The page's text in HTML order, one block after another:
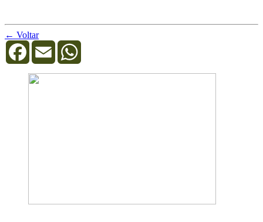
← Voltar
FacebookEmail